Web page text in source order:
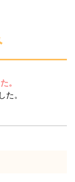
。
た。